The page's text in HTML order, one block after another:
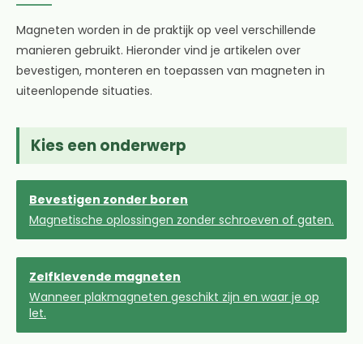
Magneten worden in de praktijk op veel verschillende
manieren gebruikt. Hieronder vind je artikelen over
bevestigen, monteren en toepassen van magneten in
uiteenlopende situaties.
Kies een onderwerp
Bevestigen zonder boren
Magnetische oplossingen zonder schroeven of gaten.
Zelfklevende magneten
Wanneer plakmagneten geschikt zijn en waar je op
let.